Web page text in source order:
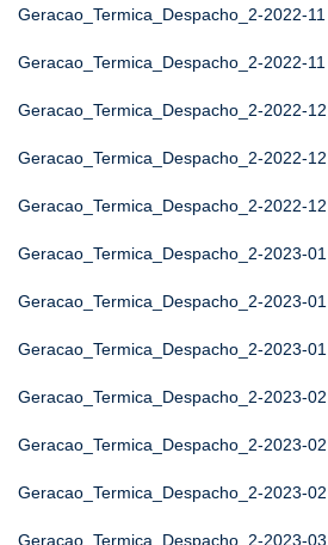
Geracao_Termica_Despacho_2-2022-11
Geracao_Termica_Despacho_2-2022-11
Geracao_Termica_Despacho_2-2022-12
Geracao_Termica_Despacho_2-2022-12
Geracao_Termica_Despacho_2-2022-12
Geracao_Termica_Despacho_2-2023-01
Geracao_Termica_Despacho_2-2023-01
Geracao_Termica_Despacho_2-2023-01
Geracao_Termica_Despacho_2-2023-02
Geracao_Termica_Despacho_2-2023-02
Geracao_Termica_Despacho_2-2023-02
Geracao_Termica_Despacho_2-2023-03